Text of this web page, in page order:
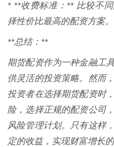
* **收费标准：** 比较不
择性价比最高的配资方案。
**总结：**
期货配资作为一种金融工
供灵活的投资策略。然而
投资者在选择期货配资时
险，选择正规的配资公司
风险管理计划。只有这样
定的收益，实现财富增长的